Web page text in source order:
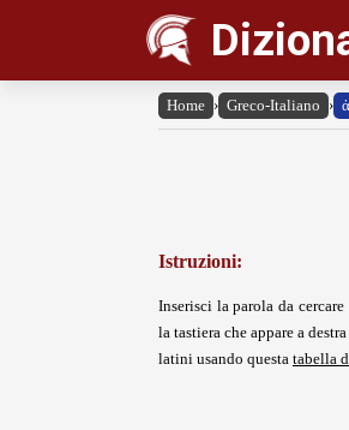
Home › Greco-Italiano ›
Istruzioni:
Inserisci la parola da
la tastiera che appare a
latini usando questa tabella